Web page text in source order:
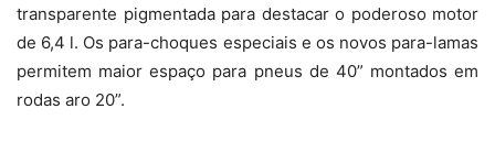
transparente pigmentada para destacar o poderoso motor
de 6,4 l. Os para-choques especiais e os novos para-lamas
permitem maior espaço para pneus de 40” montados em
rodas aro 20”.